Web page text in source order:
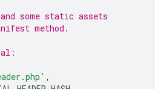
some static assets
method.
,